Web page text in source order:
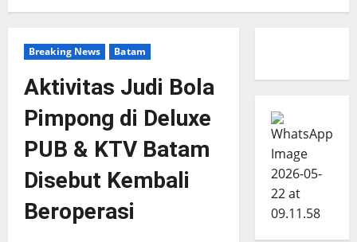
Breaking News Batam
Aktivitas Judi Bola
Pimpong di Deluxe
PUB & KTV Batam
Disebut Kembali
Beroperasi